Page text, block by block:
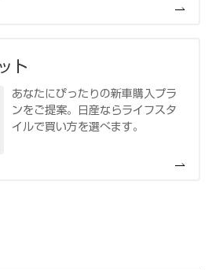
ト
あなたにぴったりの新車購入プラ
ンをご提案。日産ならライフスタ
イルで買い方を選べます。